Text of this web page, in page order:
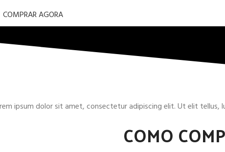
COMPRAR AGORA
ipsum dolor sit amet, consectetur adipiscing elit. Ut elit tellus,
COMO